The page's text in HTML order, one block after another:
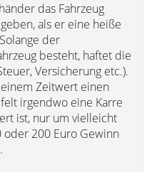
das Fahrzeug
als er eine heiße
der
besteht, haftet die
Versicherung etc.).
Zeitwert einen
irgendwo eine Karre
ist, nur um vielleicht
200 Euro Gewinn